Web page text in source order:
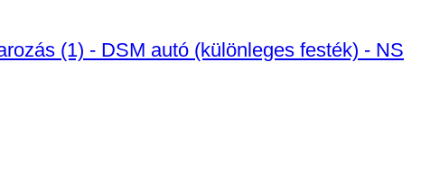
(1) - DSM autó (különleges festék) - NS